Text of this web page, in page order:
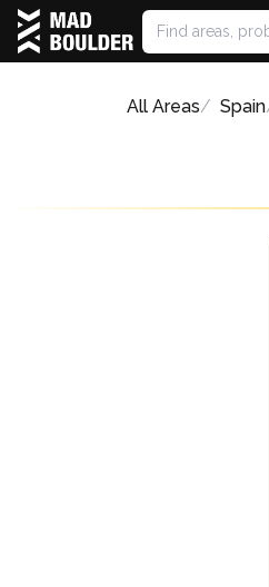
All Areas Spain